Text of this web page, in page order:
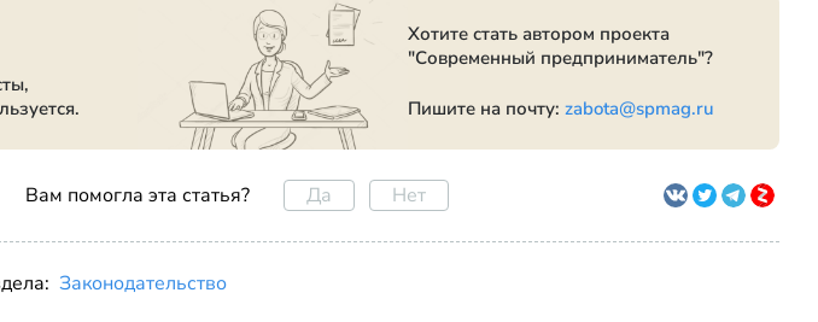
Хотите стать автором проекта
"Современный предприниматель"?
Пишите на почту:zabota@spmag.ru
Вам помогла эта статья? Да Нет
Законодательство